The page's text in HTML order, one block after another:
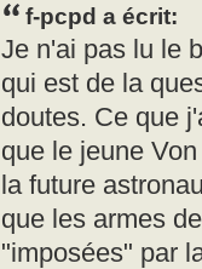
f-pcpd a écrit:
Je n'ai pas lu le
qui est de la
doutes. Ce que
que le jeune
la future
que les armes
"imposées" par